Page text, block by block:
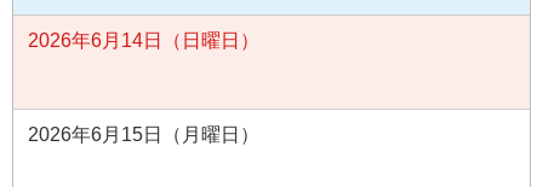
2026年6月14日（日曜日）
2026年6月15日（月曜日）